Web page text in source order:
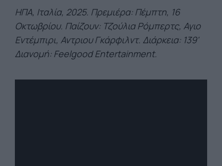
ΗΠΑ, Ιταλία, 2025. Πρεμιέρα: Πέμπτη, 16
Οκτωβρίου. Παίζουν: Τζούλια Ρόμπερτς, Αγιο
Εντέμπιρι, Αντριου Γκάρφιλντ. Διάρκεια: 139'
Διανομή: Feelgood Entertainment.